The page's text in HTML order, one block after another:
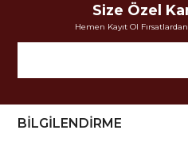
Size Özel
Hemen Kayıt Ol
BİLGİLENDİRME